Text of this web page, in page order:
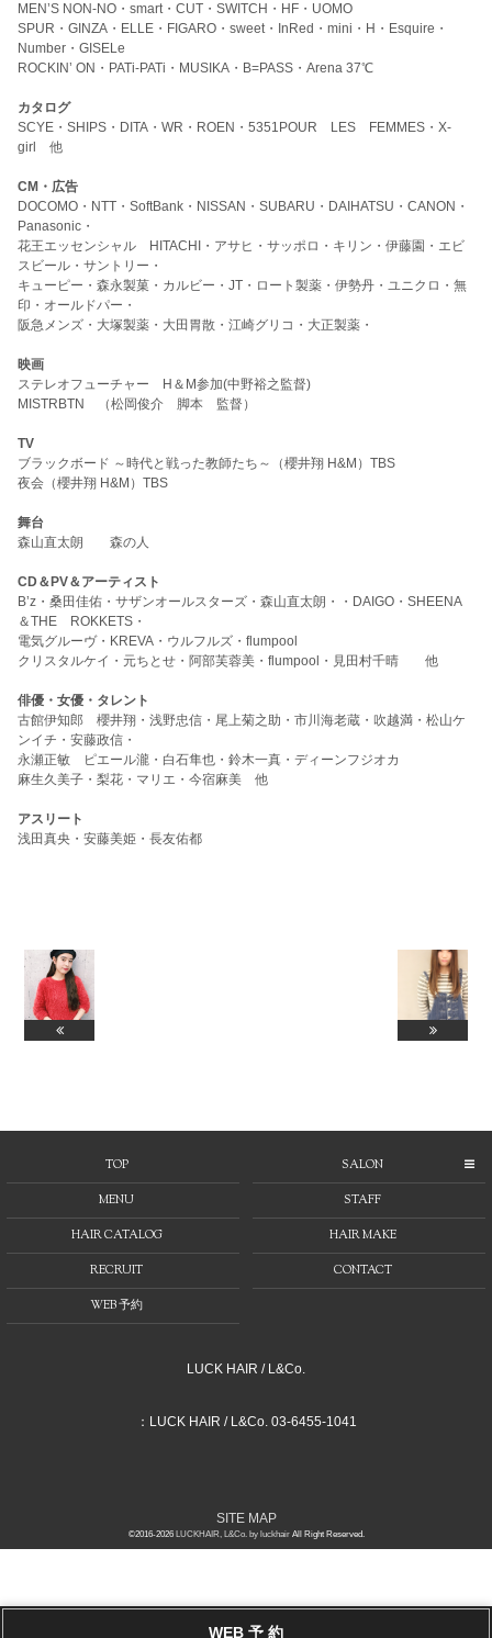
MEN’S NON-NO・smart・CUT・SWITCH・HF・UOMO
SPUR・GINZA・ELLE・FIGARO・sweet・InRed・mini・H・Esquire・
Number・GISELe
ROCKIN’ ON・PATi-PATi・MUSIKA・B=PASS・Arena 37℃
カタログ
SCYE・SHIPS・DITA・WR・ROEN・5351POUR LES FEMMES・X-
girl 他
CM・広告
DOCOMO・NTT・SoftBank・NISSAN・SUBARU・DAIHATSU・CANON・
Panasonic・
花王エッセンシャル HITACHI・アサヒ・サッポロ・キリン・伊藤園・エビ
スビール・サントリー・
キューピー・森永製菓・カルビー・JT・ロート製薬・伊勢丹・ユニクロ・無
印・オールドパー・
阪急メンズ・大塚製薬・大田胃散・江崎グリコ・大正製薬・
映画
ステレオフューチャー H＆M参加(中野裕之監督)
MISTRBTN （松岡俊介 脚本 監督）
TV
ブラックボード ～時代と戦った教師たち～（櫻井翔 H&M）TBS
夜会（櫻井翔 H&M）TBS
舞台
森山直太朗 森の人
CD＆PV＆アーティスト
B’z・桑田佳佑・サザンオールスターズ・森山直太朗・・DAIGO・SHEENA
＆THE ROKKETS・
電気グルーヴ・KREVA・ウルフルズ・flumpool
クリスタルケイ・元ちとせ・阿部芙蓉美・flumpool・見田村千晴 他
俳優・女優・タレント
古館伊知郎 櫻井翔・浅野忠信・尾上菊之助・市川海老蔵・吹越満・松山ケ
ンイチ・安藤政信・
永瀬正敏 ピエール瀧・白石隼也・鈴木一真・ディーンフジオカ
麻生久美子・梨花・マリエ・今宿麻美 他
アスリート
浅田真央・安藤美姫・長友佑都
TOP SALON
MENU STAFF
HAIR CATALOG HAIR MAKE
RECRUIT CONTACT
WEB 予約
LUCK HAIR / L&Co.
：LUCK HAIR / L&Co. 03-6455-1041
SITE MAP
©2016-2026 LUCKHAIR, L&Co. by luckhairAll Right Reserved.
WEB 予 約